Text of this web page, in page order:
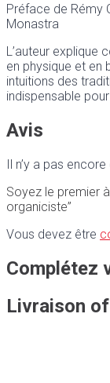
Préface de Rémy
Monastra
L’auteur explique
en physique et en
intuitions des
indispensable
Avis
Il n’y a pas encore
Soyez le premier
organiciste”
Vous devez être
Complétez
Livraison